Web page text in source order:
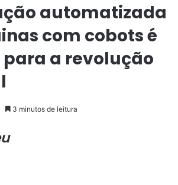
automatizada
com cobots é
a revolução
3 minutos de leitura